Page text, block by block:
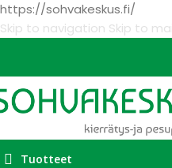
https://sohvakeskus.fi/
Skip to navigation Skip to
Tuotteet